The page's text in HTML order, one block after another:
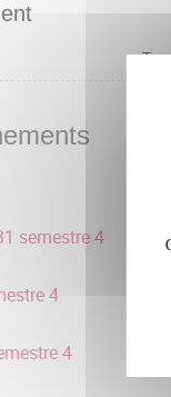
semestre 4
4
4